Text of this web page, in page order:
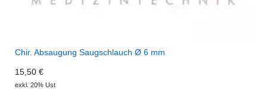
Chir. Absaugung Saugschlauch Ø 6 mm
15,50 €
exkl. 20% Ust